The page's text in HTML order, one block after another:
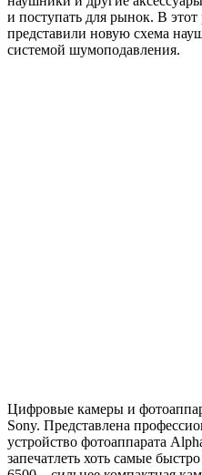
и поступать для рынок. В
представили новую схема
системой шумоподавления.
Цифровые камеры и
Sony. Представлена
устройство фотоаппарата
запечатлеть хоть самые